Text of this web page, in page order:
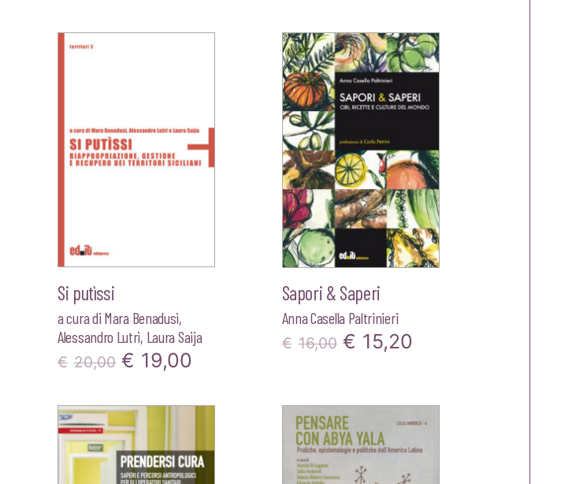
originale
era:
€13,00.
attuale
è:
€12,35.
Si putìssi
a cura di Mara Benadusi,
Alessandro Lutri, Laura Saija
€ 20,00 Il
originale
era:
€20,00.
€ 19,00
è:
€19,00.
Sapori & Saperi
Anna Casella Paltrinieri
€ 16,00 Il
originale
era:
€16,00.
€ 15,20
attuale
è:
€15,20.